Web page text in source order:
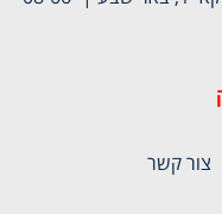
צור קשר